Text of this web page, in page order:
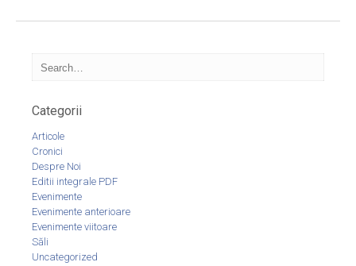
Categorii
Articole
Cronici
Despre Noi
Editii integrale PDF
Evenimente
Evenimente anterioare
Evenimente viitoare
Săli
Uncategorized